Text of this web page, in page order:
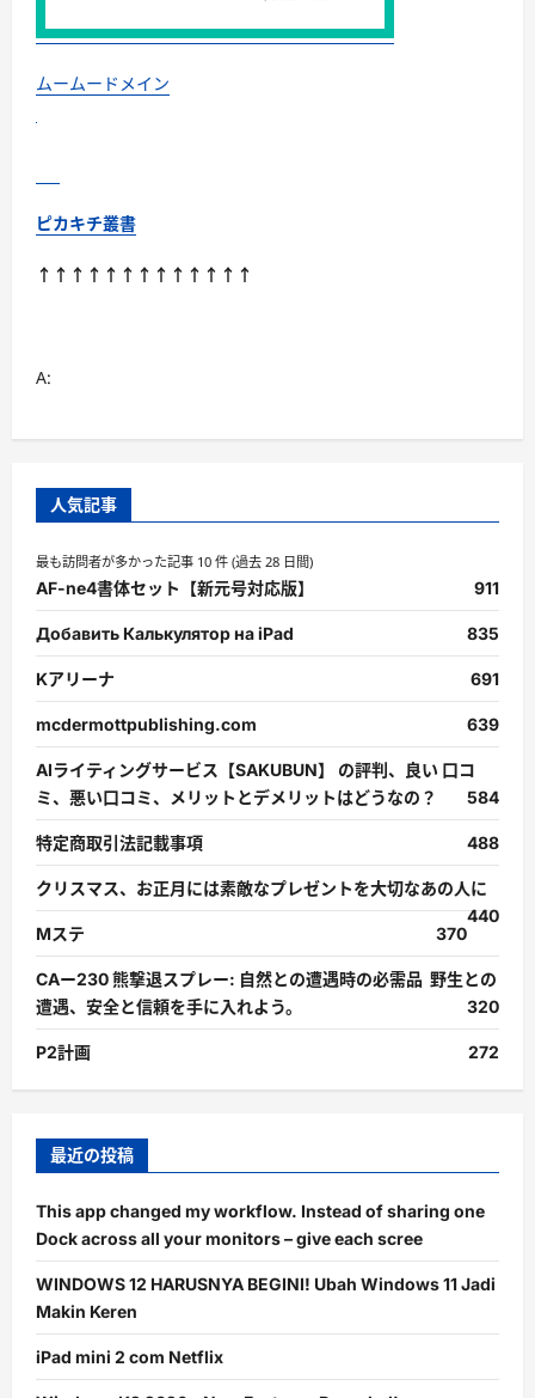
ムームードメイン
ピカキチ叢書
↑↑↑↑↑↑↑↑↑↑↑↑↑
A:
人気記事
最も訪問者が多かった記事 10 件 (過去 28 日間)
AF-ne4書体セット【新元号対応版】 911
Добавить Калькулятор на iPad 835
Kアリーナ 691
mcdermottpublishing.com 639
AIライティングサービス【SAKUBUN】 の評判、良い 口コ
ミ、悪い口コミ、メリットとデメリットはどうなの？
584
特定商取引法記載事項 488
クリスマス、お正月には素敵なプレゼントを大切なあの人に
440
Mステ
370
CAー230 熊撃退スプレー: 自然との遭遇時の必需品 野生との
遭遇、安全と信頼を手に入れよう。
320
P2計画 272
最近の投稿
This app changed my workflow. Instead of sharing one
Dock across all your monitors – give each scree
WINDOWS 12 HARUSNYA BEGINI! Ubah Windows 11 Jadi
Makin Keren
iPad mini 2 com Netflix